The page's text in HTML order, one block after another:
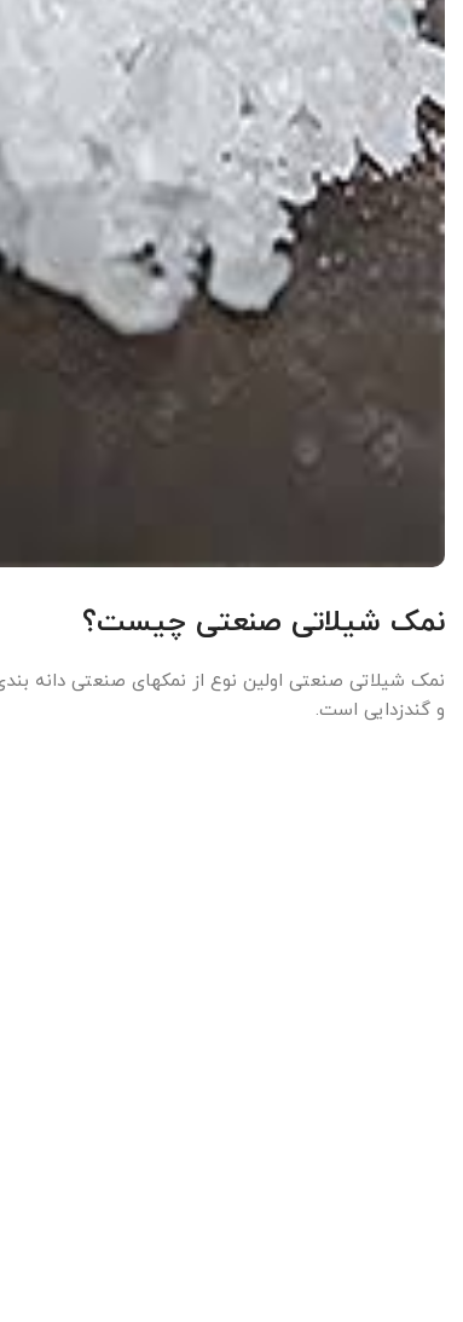
نمک شیلاتی صنعتی چیست؟
نمک شیلاتی صنعتی اولین نوع از نمکهای صنعتی دانه
و گندزدایی است.